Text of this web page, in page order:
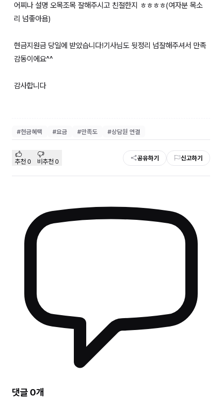
어찌나 설명 오목조목 잘해주시고 친절한지 ㅎㅎㅎㅎ(여자분 목소
리 넘좋아욤)
현금지원금 당일에 받았습니다!기사님도 뒷정리 넘잘해주셔서 만족
감동이에요^^
감사합니다
#현금혜택 #요금 #만족도 #상담원 연결
추천 0 비추천 0 공유하기 신고하기
댓글 0개